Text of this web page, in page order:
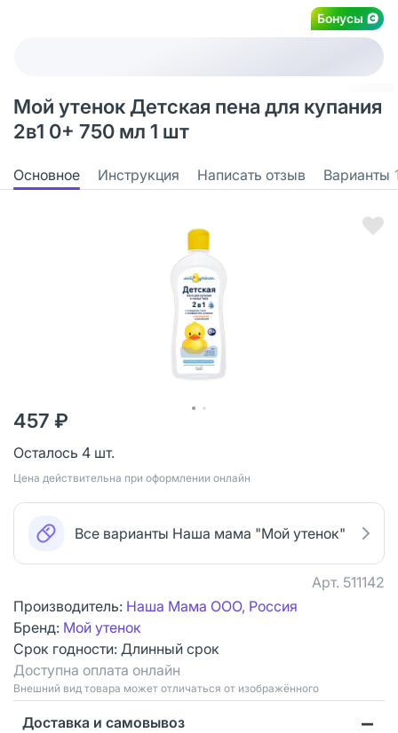
Бонусы
Мой утенок Детская пена для купания
2в1 0+ 750 мл 1 шт
Основное Инструкция Написать отзыв Варианты
457 ₽
Осталось 4 шт.
Цена действительна при оформлении онлайн
Все варианты Наша мама "Мой утенок"
Арт. 511142
Производитель: Наша Мама ООО, Россия
Бренд: Мой утенок
Срок годности: Длинный срок
Доступна оплата онлайн
Bнешний вид товара может отличаться от изображённого
Доставка и самовывоз